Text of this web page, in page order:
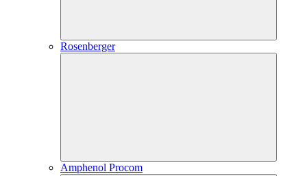
Rosenberger
Amphenol Procom